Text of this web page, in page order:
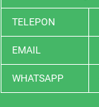
TELEPON
EMAIL
WHATSAPP